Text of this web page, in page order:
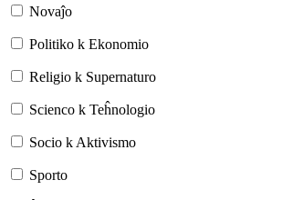
Novaĵo
Politiko k Ekonomio
Religio k Supernaturo
Scienco k Teĥnologio
Socio k Aktivismo
Sporto